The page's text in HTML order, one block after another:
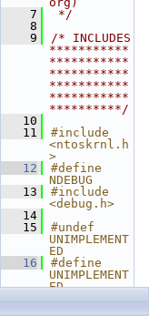
    7
*/
    8
    9
/* INCLUDES
***********
***********
***********
***********
***********
**********/
   10
   11
#include
<ntoskrnl.h
>
   12
#define
NDEBUG
   13
#include
<debug.h>
   14
   15
#undef
UNIMPLEMENT
ED
   16
#define
UNIMPLEMENT
ED